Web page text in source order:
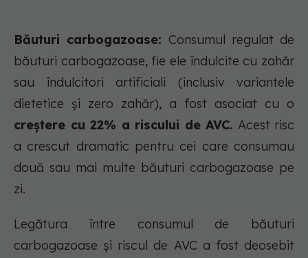
Băuturi carbogazoase: Consumul regulat de
băuturi carbogazoase, fie ele îndulcite cu zahăr
sau îndulcitori artificiali (inclusiv variantele
dietetice și zero zahăr), a fost asociat cu o
creștere cu 22% a riscului de AVC. Acest risc
a crescut dramatic pentru cei care consumau
două sau mai multe băuturi carbogazoase pe
zi.
Legătura între consumul de băuturi
carbogazoase și riscul de AVC a fost deosebit